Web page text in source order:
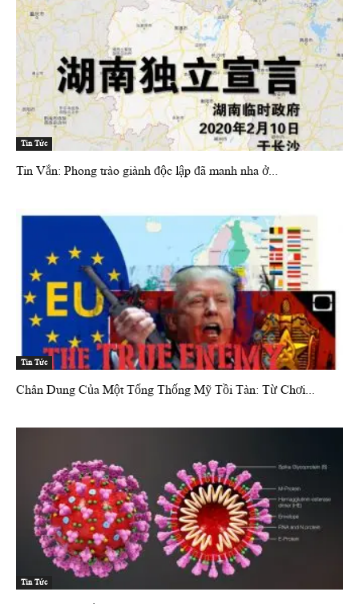
Tin Tức
Tin Vắn: Phong trào giành độc lập đã manh nha ở...
Tin Tức
Chân Dung Của Một Tổng Thống Mỹ Tồi Tàn: Từ Chơi...
Tin Tức